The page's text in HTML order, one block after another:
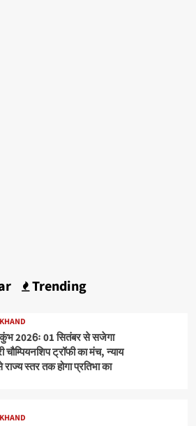
Trending
2026ः 01 सितंबर से सजेगा
चौम्पियनशिप ट्रॉफी का मंच, न्याय
स्तर तक होगा प्रतिभा का